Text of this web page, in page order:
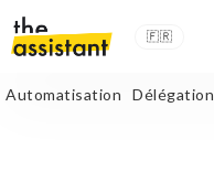
🇫🇷
Automatisation Délégation